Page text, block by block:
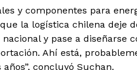
y componentes para
la logística chilena deje
y pase a diseñarse
Ahí está,
concluyó Suchan.